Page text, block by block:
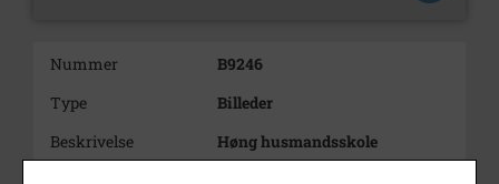
Nummer
B9246
Type
Billeder
Beskrivelse
Høng husmandsskole